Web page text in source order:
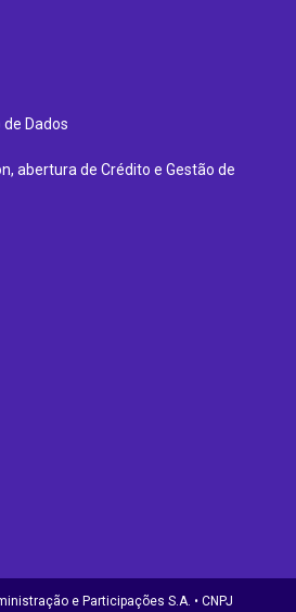
de Dados
abertura de Crédito e Gestão de
e Participações S.A. • CNPJ